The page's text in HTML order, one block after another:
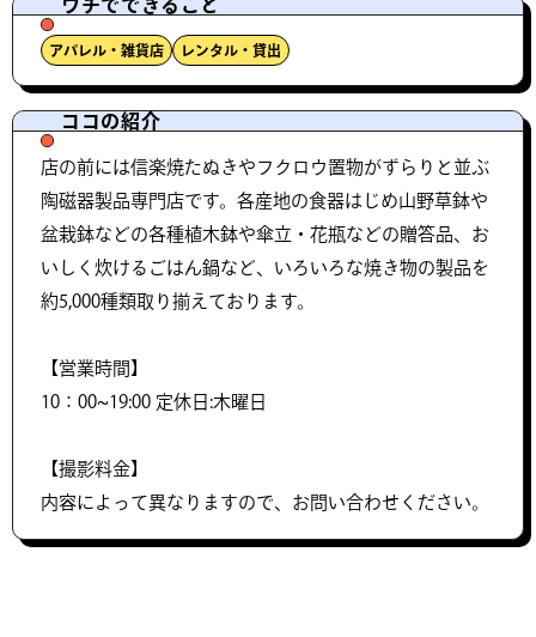
ウチでできること
アパレル・雑貨店 レンタル・貸出
ココの紹介
店の前には信楽焼たぬきやフクロウ置物がずらりと並ぶ
陶磁器製品専門店です。各産地の食器はじめ山野草鉢や
盆栽鉢などの各種植木鉢や傘立・花瓶などの贈答品、お
いしく炊けるごはん鍋など、いろいろな焼き物の製品を
約5,000種類取り揃えております。
【営業時間】
10：00~19:00 定休日:木曜日
【撮影料金】
内容によって異なりますので、お問い合わせください。